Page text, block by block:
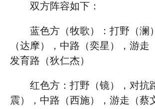
双方阵容如下：
蓝色方（牧歌）：打野（澜
（达摩），中路（奕星），游走
发育路（狄仁杰）
红色方：打野（镜），对抗
震），中路（西施），游走（蔡